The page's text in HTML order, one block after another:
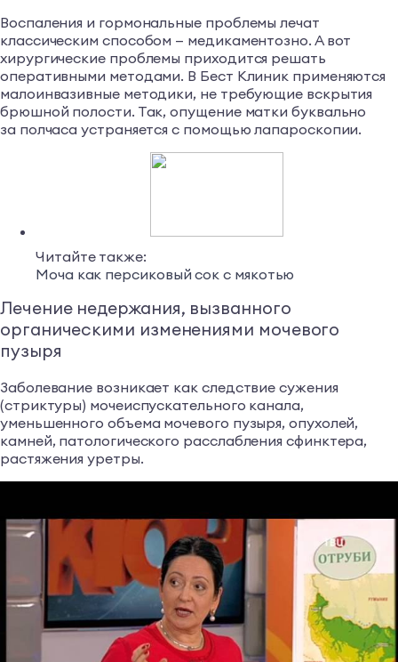
Воспаления и гормональные проблемы лечат
классическим способом — медикаментозно. А вот
хирургические проблемы приходится решать
оперативными методами. В Бест Клиник применяются
малоинвазивные методики, не требующие вскрытия
брюшной полости. Так, опущение матки буквально
за полчаса устраняется с помощью лапароскопии.
Читайте также:
Моча как персиковый сок с мякотью
Лечение недержания, вызванного
органическими изменениями мочевого
пузыря
Заболевание возникает как следствие сужения
(стриктуры) мочеиспускательного канала,
уменьшенного объема мочевого пузыря, опухолей,
камней, патологического расслабления сфинктера,
растяжения уретры.